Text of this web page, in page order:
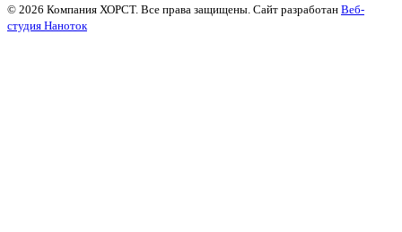
© 2026 Компания ХОРСТ. Все права защищены. Сайт разработан Веб-
студия Наноток